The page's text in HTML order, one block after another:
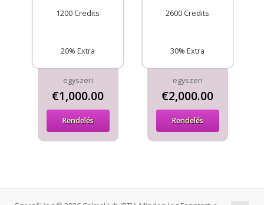
1200 Credits
20% Extra
egyszeri
€1,000.00
Rendelés
2600 Credits
30% Extra
egyszeri
€2,000.00
Rendelés